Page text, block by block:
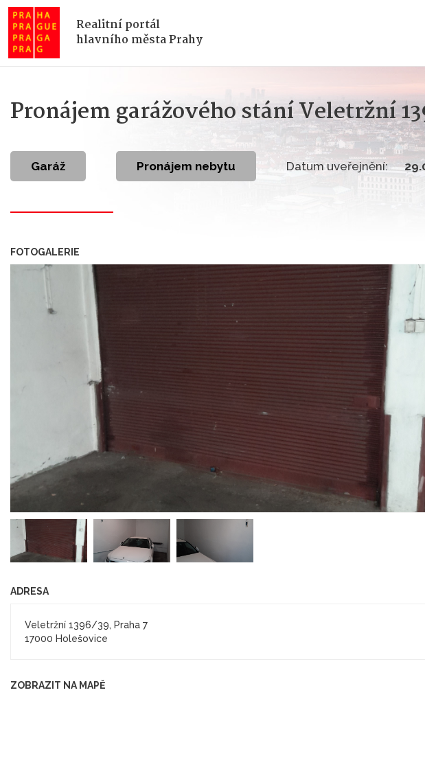
Realitní portál
hlavního města Prahy
Pronájem garážového stání Veletržní
garáž Pronájem nebytu Datum uveřejnění:
FOTOGALERIE
ADRESA
Veletržní 1396/39, Praha 7
17000 Holešovice
ZOBRAZIT NA MAPĚ